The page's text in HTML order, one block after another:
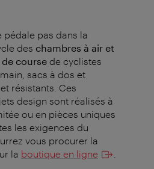
pédale pas dans la
des chambres à air et
course de cyclistes
sacs à dos et
résistants. Ces
design sont réalisés à
ou en pièces uniques
les exigences du
vous procurer la
la boutique en ligne